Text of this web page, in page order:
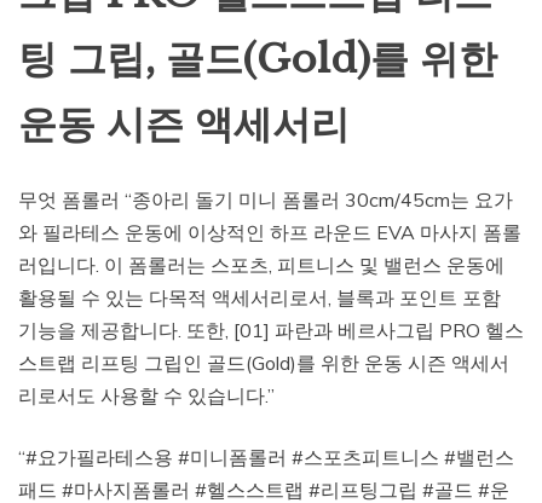
팅 그립, 골드(Gold)를 위한
운동 시즌 액세서리
무엇 폼롤러 “종아리 돌기 미니 폼롤러 30cm/45cm는 요가
와 필라테스 운동에 이상적인 하프 라운드 EVA 마사지 폼롤
러입니다. 이 폼롤러는 스포츠, 피트니스 및 밸런스 운동에
활용될 수 있는 다목적 액세서리로서, 블록과 포인트 포함
기능을 제공합니다. 또한, [01] 파란과 베르사그립 PRO 헬스
스트랩 리프팅 그립인 골드(Gold)를 위한 운동 시즌 액세서
리로서도 사용할 수 있습니다.”
“#요가필라테스용 #미니폼롤러 #스포츠피트니스 #밸런스
패드 #마사지폼롤러 #헬스스트랩 #리프팅그립 #골드 #운